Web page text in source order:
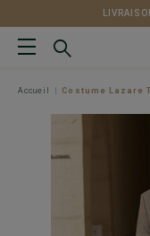
Accueil Costume Lazare